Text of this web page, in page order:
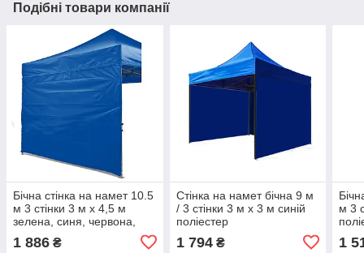
Подібні товари компанії
Бічна стінка на намет 10.5
м 3 стінки 3 м х 4,5 м
зелена, синя, червона,
1 886 ₴
Стінка на намет бічна 9 м
/ 3 стінки 3 м х 3 м синій
поліестер
1 794₴
м 3
1